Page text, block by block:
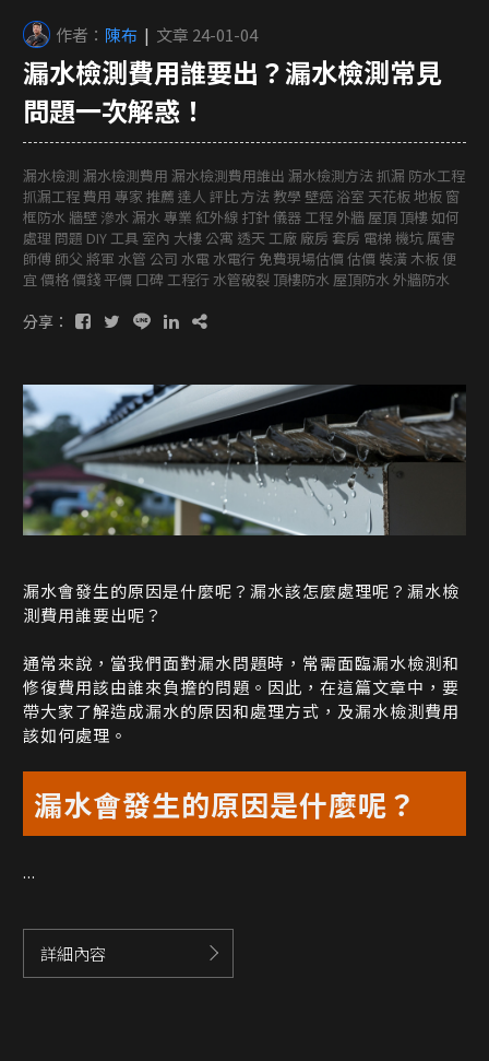
作者： 陳布 | 文章 24-01-04
漏水檢測費用誰要出？漏水檢測常見
問題一次解惑！
漏水檢測 漏水檢測費用 漏水檢測費用誰出 漏水檢測方法 抓漏 防水工程
抓漏工程 費用 專家 推薦 達人 評比 方法 教學 壁癌 浴室 天花板 地板 窗
框防水 牆壁 滲水 漏水 專業 紅外線 打針 儀器 工程 外牆 屋頂 頂樓 如何
處理 問題 DIY 工具 室內 大樓 公寓 透天 工廠 廠房 套房 電梯 機坑 厲害
師傅 師父 將軍 水管 公司 水電 水電行 免費現場估價 估價 裝潢 木板 便
宜 價格 價錢 平價 口碑 工程行 水管破裂 頂樓防水 屋頂防水 外牆防水
分享：
漏水會發生的原因是什麼呢？漏水該怎麼處理呢？漏水檢
測費用誰要出呢？
通常來說，當我們面對漏水問題時，常需面臨漏水檢測和
修復費用該由誰來負擔的問題。因此，在這篇文章中，要
帶大家了解造成漏水的原因和處理方式，及漏水檢測費用
該如何處理。
漏水會發生的原因是什麼呢？
...
詳細內容